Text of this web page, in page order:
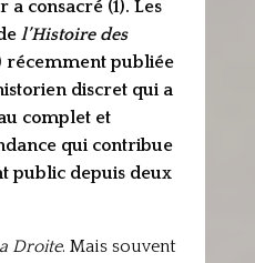
consacré (1). Les
l’Histoire des
récemment publiée
discret qui a
complet et
qui contribue
public depuis deux
Droite. Mais souvent